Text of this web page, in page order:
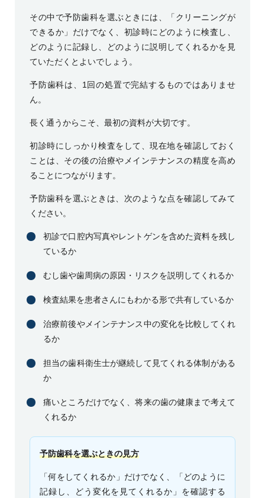
その中で予防歯科を選ぶときには、「クリーニングが
できるか」だけでなく、初診時にどのように検査し、
どのように記録し、どのように説明してくれるかを見
ていただくとよいでしょう。
予防歯科は、1回の処置で完結するものではありませ
ん。
長く通うからこそ、最初の資料が大切です。
初診時にしっかり検査をして、現在地を確認しておく
ことは、その後の治療やメインテナンスの精度を高め
ることにつながります。
予防歯科を選ぶときは、次のような点を確認してみて
ください。
初診で口腔内写真やレントゲンを含めた資料を残し
ているか
むし歯や歯周病の原因・リスクを説明してくれるか
検査結果を患者さんにもわかる形で共有しているか
治療前後やメインテナンス中の変化を比較してくれ
るか
担当の歯科衛生士が継続して見てくれる体制がある
か
痛いところだけでなく、将来の歯の健康まで考えて
くれるか
予防歯科を選ぶときの見方
「何をしてくれるか」だけでなく、「どのように
記録し、どう変化を見てくれるか」を確認する